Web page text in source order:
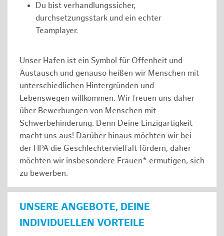
Du bist verhandlungssicher,
durchsetzungsstark und ein echter
Teamplayer.
Unser Hafen ist ein Symbol für Offenheit und
Austausch und genauso heißen wir Menschen mit
unterschiedlichen Hintergründen und
Lebenswegen willkommen. Wir freuen uns daher
über Bewerbungen von Menschen mit
Schwerbehinderung. Denn Deine Einzigartigkeit
macht uns aus! Darüber hinaus möchten wir bei
der HPA die Geschlechtervielfalt fördern, daher
möchten wir insbesondere Frauen* ermutigen, sich
zu bewerben.
UNSERE ANGEBOTE, DEINE
INDIVIDUELLEN VORTEILE